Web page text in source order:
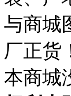
与商城
厂正货
本商城